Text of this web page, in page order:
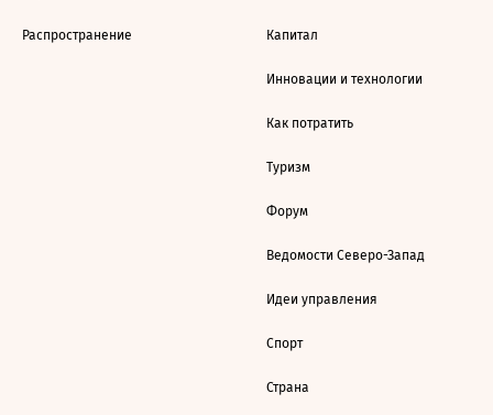
Распространение Капитал
Инновации и технологии
Как потратить
Туризм
Форум
Ведомости Северо-Запад
Идеи управления
Спорт
Страна